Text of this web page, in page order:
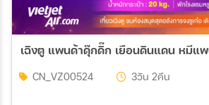
เฉิงตู แพนด้าดุ๊กดิ๊ก เยือนดินแดน หมีแ
CN_VZ00524 3วัน 2คืน